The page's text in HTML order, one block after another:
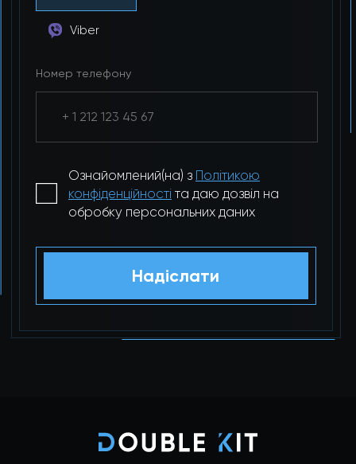
Viber
Номер телефону
Ознайомлений(на) з Політикою
конфіденційностіта даю дозвіл на
обробку персональних даних